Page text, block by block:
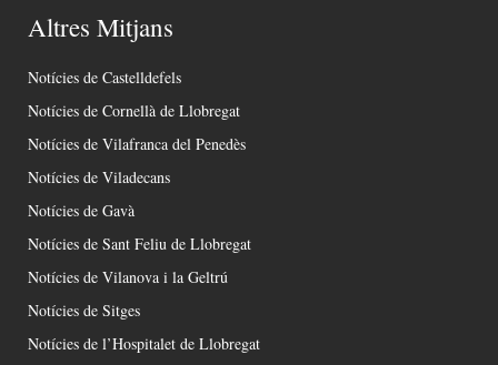
Altres Mitjans
Notícies de Castelldefels
Notícies de Cornellà de Llobregat
Notícies de Vilafranca del Penedès
Notícies de Viladecans
Notícies de Gavà
Notícies de Sant Feliu de Llobregat
Notícies de Vilanova i la Geltrú
Notícies de Sitges
Notícies de l’Hospitalet de Llobregat